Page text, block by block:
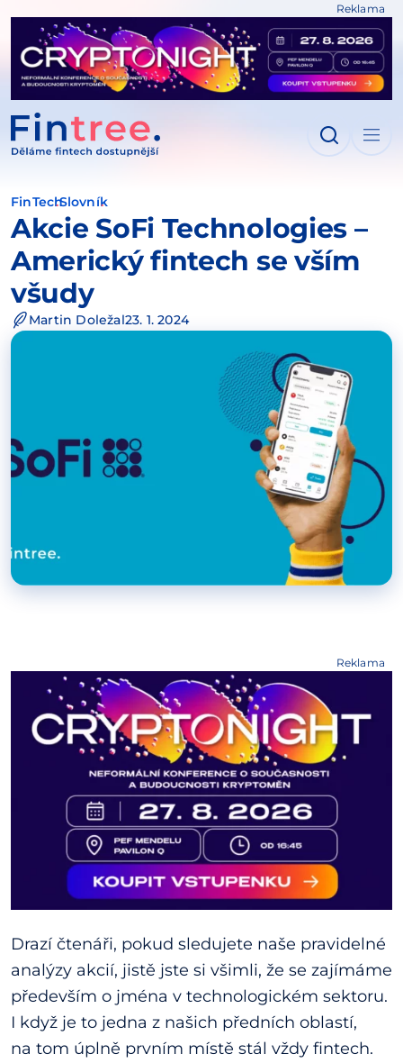
Reklama
FinTechSlovník
Akcie SoFi Technologies –
Americký fintech se vším
všudy
Martin Doležal23. 1. 2024
Reklama
Drazí čtenáři, pokud sledujete naše pravidelné
analýzy akcií, jistě jste si všimli, že se zajímáme
především o jména v technologickém sektoru.
I když je to jedna z našich předních oblastí,
na tom úplně prvním místě stál vždy fintech.